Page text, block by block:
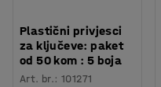
Plastični privjesci
za ključeve: paket
od 50 kom : 5 boja
Art. br.:101271